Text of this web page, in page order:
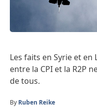
Les faits en Syrie et
entre la CPI et la R2P
de tous.
By Ruben Reike